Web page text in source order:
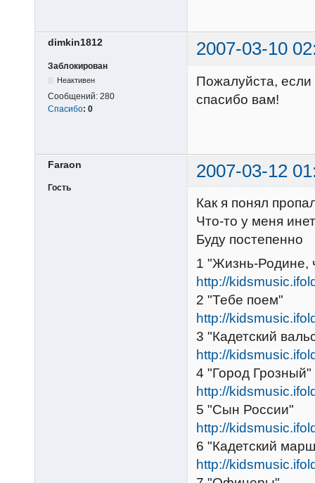
dimkin1812 2007-03-10
Заблокирован
Неактивен
Сообщений: 280
Спасибо: 0
Пожалуйста,
спасибо вам!
Faraon 2007-03-12
Гость
Как я понял
Что-то у меня
Буду постепенно
1 "Жизнь-Родине,
http://
2 "Тебе поем"
http://
3 "Кадетский
http://
4 "Город Грозный"
http://
5 "Сын России"
http://
6 "Кадетский
http://